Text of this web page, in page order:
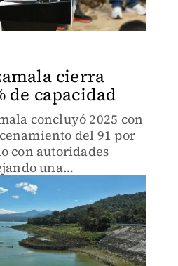
cierra
de capacidad
concluyó 2025 con
del 91 por
con autoridades
una
en los niveles
a la zona